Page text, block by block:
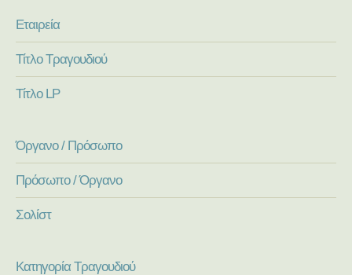
Εταιρεία
Τίτλο Τραγουδιού
Τίτλο LP
Όργανο / Πρόσωπο
Πρόσωπο / Όργανο
Σολίστ
Κατηγορία Τραγουδιού